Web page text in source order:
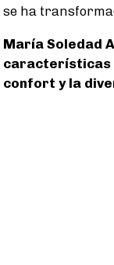
se ha
María Soledad
características
confort y la